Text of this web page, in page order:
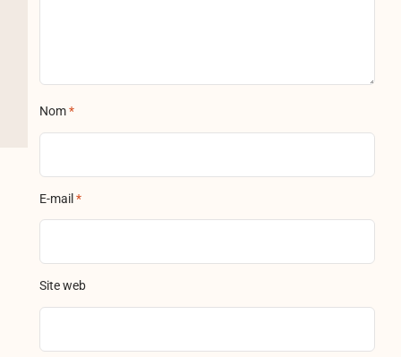
Nom*
E-mail *
Site web